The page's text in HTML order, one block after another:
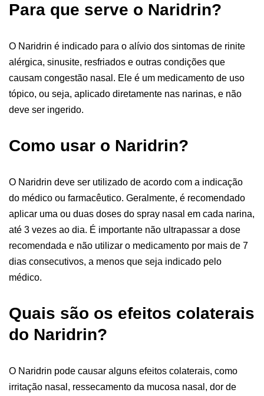
Para que serve o Naridrin?
O Naridrin é indicado para o alívio dos sintomas de rinite
alérgica, sinusite, resfriados e outras condições que
causam congestão nasal. Ele é um medicamento de uso
tópico, ou seja, aplicado diretamente nas narinas, e não
deve ser ingerido.
Como usar o Naridrin?
O Naridrin deve ser utilizado de acordo com a indicação
do médico ou farmacêutico. Geralmente, é recomendado
aplicar uma ou duas doses do spray nasal em cada narina,
até 3 vezes ao dia. É importante não ultrapassar a dose
recomendada e não utilizar o medicamento por mais de 7
dias consecutivos, a menos que seja indicado pelo
médico.
Quais são os efeitos colaterais
do Naridrin?
O Naridrin pode causar alguns efeitos colaterais, como
irritação nasal, ressecamento da mucosa nasal, dor de